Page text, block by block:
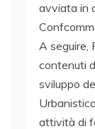
avviata in
A seguire,
contenuti
sviluppo
attività di